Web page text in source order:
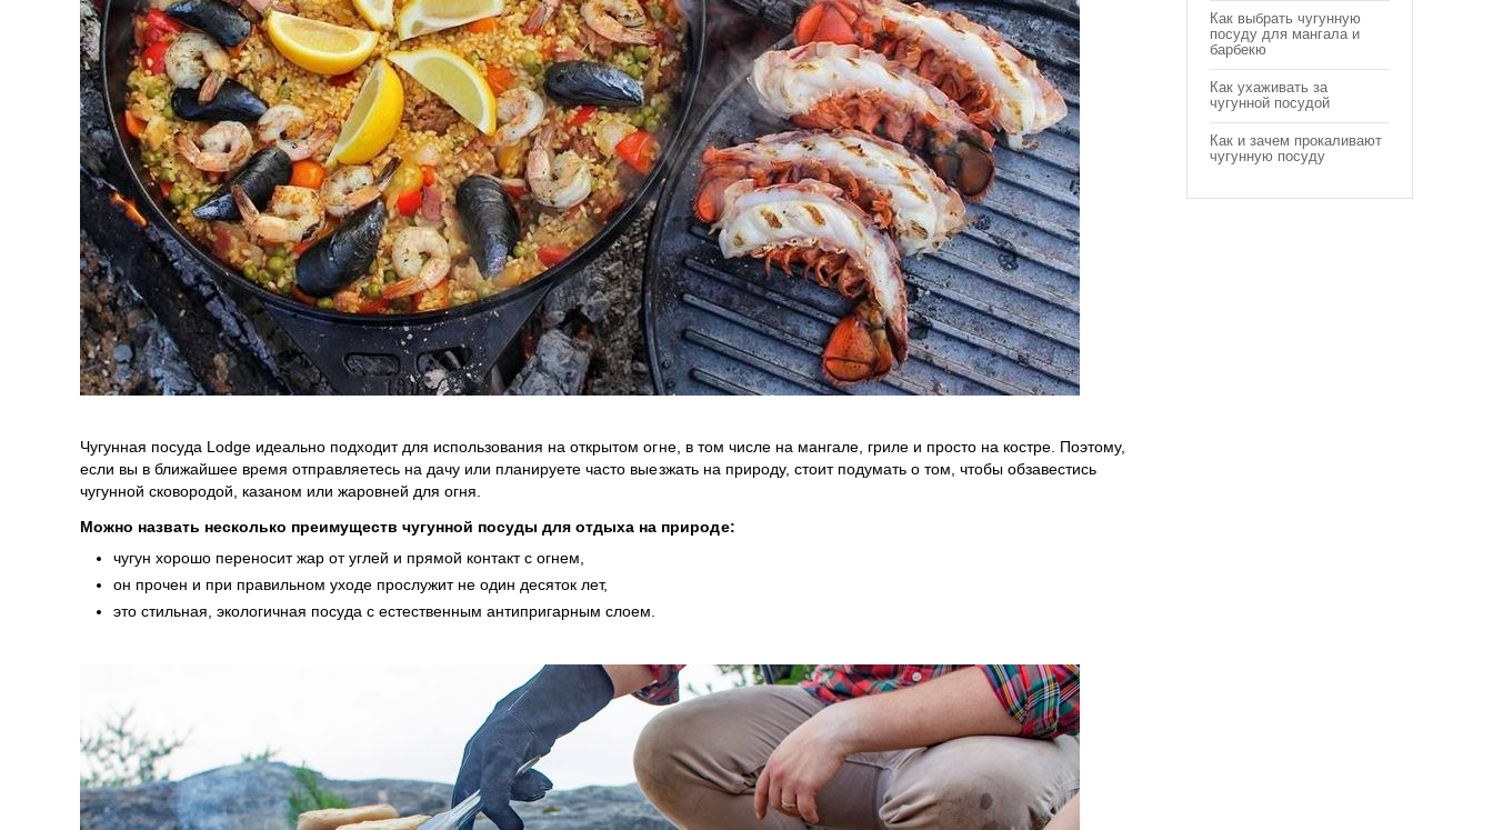
Чугунная посуда Lodge идеально подходит для использования на открытом огне, в том числе на мангале, гриле и просто на костре. Поэтому,
если вы в ближайшее время отправляетесь на дачу или планируете часто выезжать на природу, стоит подумать о том, чтобы обзавестись
чугунной сковородой, казаном или жаровней для огня.
Можно назвать несколько преимуществ чугунной посуды для отдыха на природе:
чугун хорошо переносит жар от углей и прямой контакт с огнем,
он прочен и при правильном уходе прослужит не один десяток лет,
это стильная, экологичная посуда с естественным антипригарным слоем.
Как выбрать чугунную
посуду для мангала и
барбекю
Как ухаживать за
чугунной посудой
Как и зачем прокаливают
чугунную посуду